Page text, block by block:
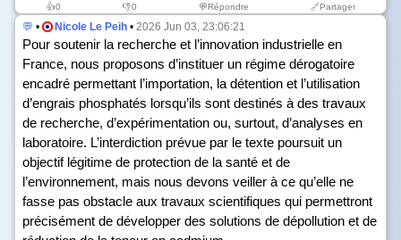
👍0 👎0 💬Répondre 🔗Partager
💬 • Nicole Le Peih • 2026 Jun 03, 23:06:21
Pour soutenir la recherche et l’innovation industrielle en
France, nous proposons d’instituer un régime dérogatoire
encadré permettant l’importation, la détention et l’utilisation
d’engrais phosphatés lorsqu’ils sont destinés à des travaux
de recherche, d’expérimentation ou, surtout, d’analyses en
laboratoire. L’interdiction prévue par le texte poursuit un
objectif légitime de protection de la santé et de
l’environnement, mais nous devons veiller à ce qu’elle ne
fasse pas obstacle aux travaux scientifiques qui permettront
précisément de développer des solutions de dépollution et de